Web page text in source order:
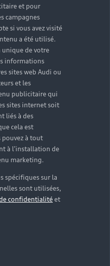
et pour
campagnes
si vous avez visité
a été utilisé.
unique de votre
informations
sites web Audi ou
et les
publicitaire qui
sites internet soit
liés à des
cela est
pouvez à tout
à l'installation de
marketing.
spécifiques sur la
sont utilisées,
confidentialitéet